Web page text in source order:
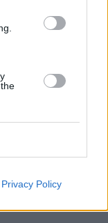
Privacy Policy
Ei